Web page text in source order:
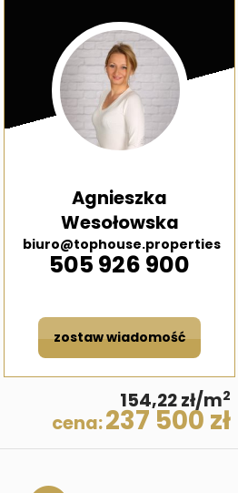
Agnieszka
Wesołowska
biuro@tophouse.properties
505 926 900
zostaw wiadomość
154,22 zł/m2
cena:237 500 zł